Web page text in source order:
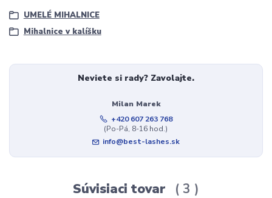
UMELÉ MIHALNICE
Mihalnice v kalíšku
Neviete si rady? Zavolajte.
Milan Marek
+420 607 263 768
(Po-Pá, 8-16 hod.)
info@best-lashes.sk
Súvisiaci tovar 3